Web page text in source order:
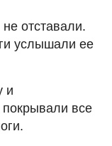
отставали.
услышали ее
и
все